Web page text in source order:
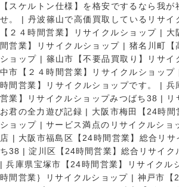
【スケルトン仕様】を格安でするなら我が
せ。
| 丹波篠山で高価買取しているリサイ
【２４時間営業】リサイクルショップ | 大
間営業】リサイクルショップ | 猪名川町【
ショップ | 篠山市【不要品買取り】リサイ
中市【２４時間営業】リサイクルショップ
時間営業】リサイクルショップです。
| 兵
営業】リサイクルショップみつばち38 |
リ
お君の全力遊び記録 | 大阪市梅田【24時
ショップ |サービス満点のリサイクルショ
店 | 大阪市福島区【24時間営業】総合リ
ち38 |淀川区【24時間営業】総合リサイ
|兵庫県宝塚市【24時間営業】リサイクル
時間営業｝リサイクルショップ | 神戸市【